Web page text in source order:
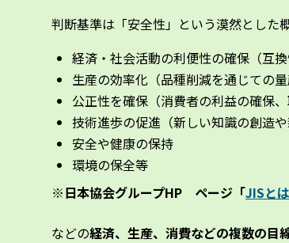
判断基準は「安全性」という漠然とした
経済・社会活動の利便性の確保（互換
生産の効率化（品種削減を通じての量
公正性を確保（消費者の利益の確保、
技術進歩の促進（新しい知識の創造
安全や健康の保持
環境の保全等
※日本協会グループHP ページ「JISとは
などの経済、生産、消費などの複数の目